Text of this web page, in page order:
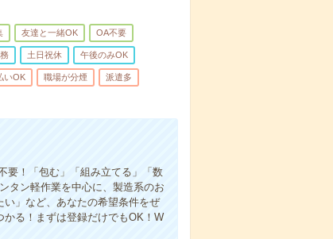
友達と一緒OK OA不要
土日祝休 午後のみOK
いOK 職場が分煙 派遣多
要！「包む」「組み立てる」「数
タン軽作業を中心に、製造系のお
」など、あなたの希望条件をぜ
る！まずは登録だけでもOK！W